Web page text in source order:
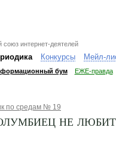
интернет-деятелей
Конкурсы Мейл-
бум ЕЖЕ-правда
по средам № 19
не